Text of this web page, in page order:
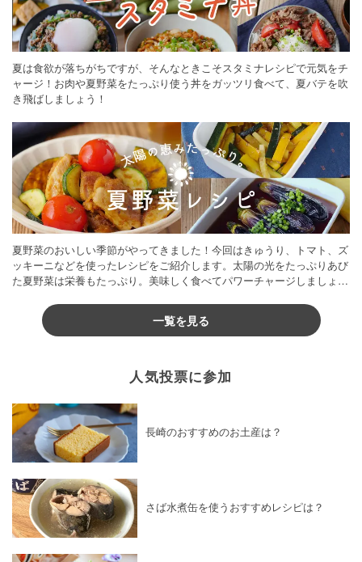
夏は食欲が落ちがちですが、そんなときこそスタミナレシピで元気をチ
ャージ！お肉や夏野菜をたっぷり使う丼をガッツリ食べて、夏バテを吹
き飛ばしましょう！
夏野菜のおいしい季節がやってきました！今回はきゅうり、トマト、ズ
ッキーニなどを使ったレシピをご紹介します。太陽の光をたっぷりあび
た夏野菜は栄養もたっぷり。美味しく食べてパワーチャージしましょう
一覧を見る
人気投票に参加
長崎のおすすめのお土産は？
さば水煮缶を使うおすすめレシピは？